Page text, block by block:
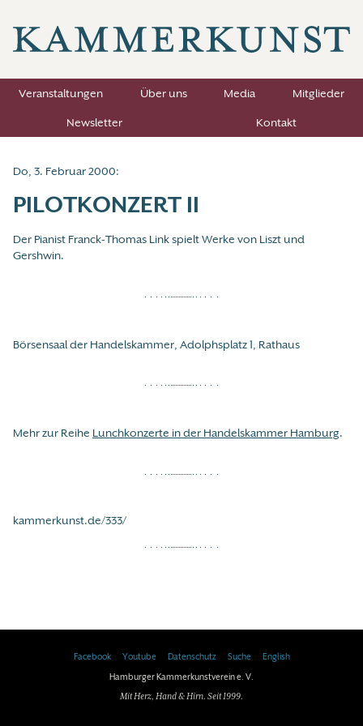
Veranstaltungen Über uns Media
Mitglieder
Newsletter
Kontakt
Do, 3. Februar 2000:
PILOTKONZERT II
Der Pianist Franck-Thomas Link spielt Werke von Liszt und
Gershwin.
Börsensaal der Handelskammer, Adolphsplatz 1, Rathaus
Mehr zur Reihe Lunchkonzerte in der Handelskammer Hamburg.
kammerkunst.de/333/
Facebook Youtube Datenschutz Suche
English
Hamburger Kammerkunstverein e. V.
Mit Herz, Hand & Hirn. Seit 1999.